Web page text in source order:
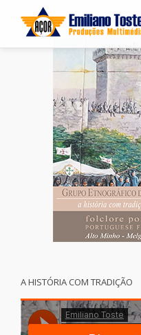
A HISTÓRIA COM TRADIÇÃO